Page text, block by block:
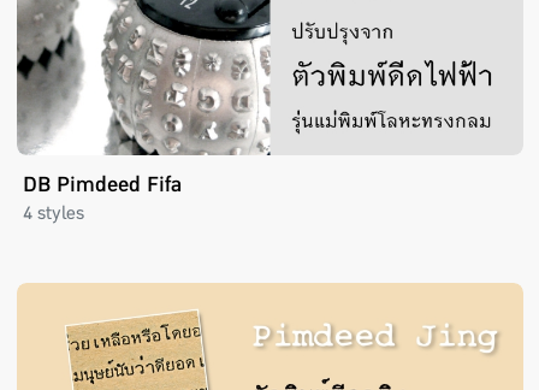
DB Pimdeed Fifa
4 styles